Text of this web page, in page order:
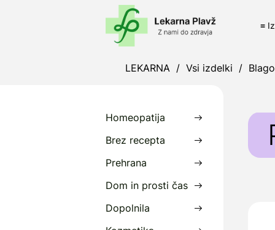
≡
LEKARNA / Vsi izdelki /
Homeopatija
Brez recepta
Prehrana
Dom in prosti čas
Dopolnila